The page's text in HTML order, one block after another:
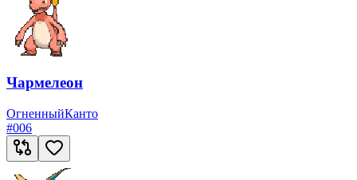
Чармелеон
ОгненныйКанто
#006